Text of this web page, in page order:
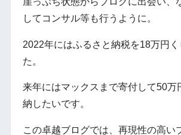
してコンサル等も行うように。
2022年にはふるさと納税を18万円く
た。
来年にはマックスまで寄付して50万
納したいです。
この卓越ブログでは、再現性の高い